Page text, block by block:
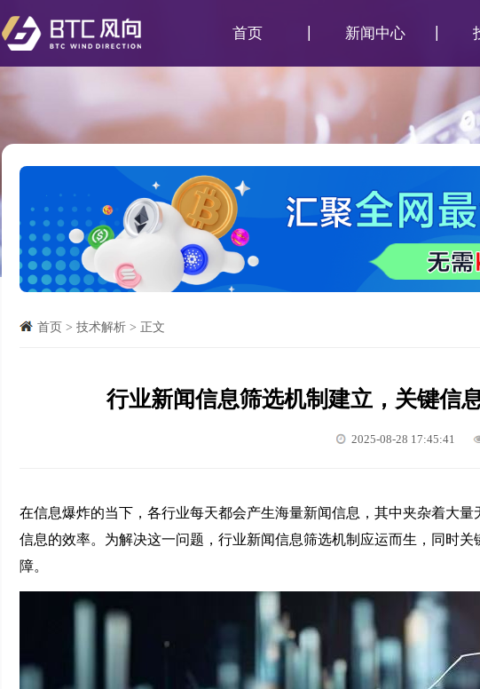
首页 新闻中心
首页 > 技术解析 > 正文
行业新闻信息筛选机制建立，关键信
2025-08-28 17:45:41
在信息爆炸的当下，各行业每天都会产生海量新闻信息，其中夹杂着大
信息的效率。为解决这一问题，行业新闻信息筛选机制应运而生，同时
障。